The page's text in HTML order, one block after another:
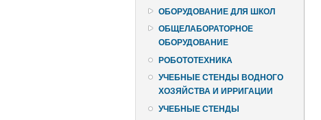
ОБОРУДОВАНИЕ ДЛЯ ШКОЛ
ОБЩЕЛАБОРАТОРНОЕ
ОБОРУДОВАНИЕ
РОБОТОТЕХНИКА
УЧЕБНЫЕ СТЕНДЫ ВОДНОГО
ХОЗЯЙСТВА И ИРРИГАЦИИ
УЧЕБНЫЕ СТЕНДЫ